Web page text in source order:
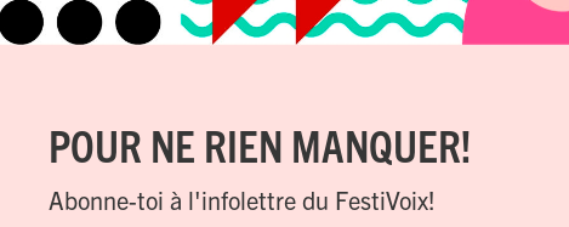
POUR NE RIEN MANQUER!
Abonne-toi à l'infolettre du FestiVoix!